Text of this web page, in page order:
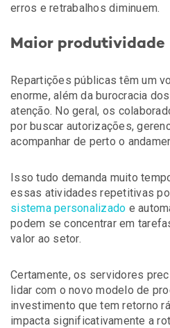
erros e retrabalhos diminuem.
Maior produtividade
Repartições públicas têm um
enorme, além da burocracia
atenção. No geral, os
por buscar autorizações,
acompanhar de perto o
Isso tudo demanda muito
essas atividades repetitivas
sistema personalizado e
podem se concentrar em
valor ao setor.
Certamente, os servidores
lidar com o novo modelo de
investimento que tem retorno
impacta significativamente a